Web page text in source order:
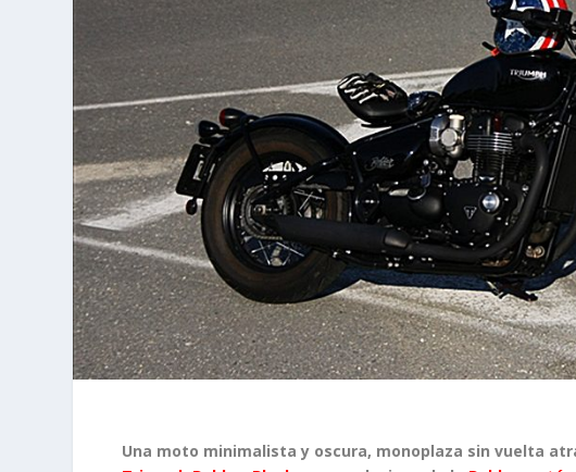
Una moto minimalista y oscura, monoplaza sin vuelta